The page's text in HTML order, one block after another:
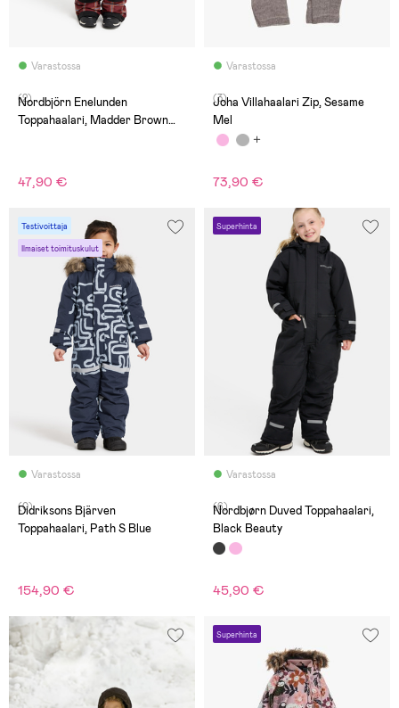
Varastossa
(2)
Nordbjörn Enelunden
Toppahaalari, Madder Brown
47,90 €
Varastossa
(3)
Joha Villahaalari Zip, Sesame
Mel
73,90 €
Testivoittaja
Ilmaiset toimituskulut
Varastossa
(0)
Didriksons Bjärven
Toppahaalari, Path S Blue
154,90 €
Superhinta
Varastossa
(6)
Nordbjørn Duved Toppahaalari,
Black Beauty
45,90 €
Superhinta